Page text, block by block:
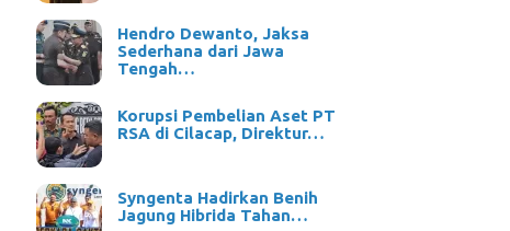
Hendro Dewanto, Jaksa
Sederhana dari Jawa
Tengah…
Korupsi Pembelian Aset PT
RSA di Cilacap, Direktur…
Syngenta Hadirkan Benih
Jagung Hibrida Tahan…